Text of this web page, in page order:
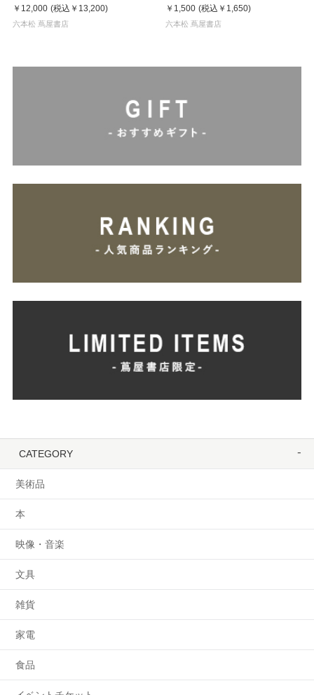
Marty & Doc(マーティ＆ドク)
￥12,000 (税込 ￥13,200)
六本松 蔦屋書店
￥1,500 (税込 ￥1,650)
六本松 蔦屋書店
CATEGORY
美術品
本
映像・音楽
文具
雑貨
家電
食品